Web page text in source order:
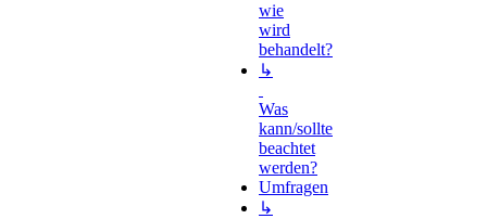
wie
wird
behandelt?
↳
Was
kann/sollte
beachtet
werden?
Umfragen
↳